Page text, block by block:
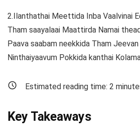
2.Ilanthathai Meettida Inba Vaalvinai
Tham saayalaai Maattirda Namai
Paava saabam neekkida Tham
Ninthaiyaavum Pokkida kanthai
Estimated reading time: 2
Key Takeaways